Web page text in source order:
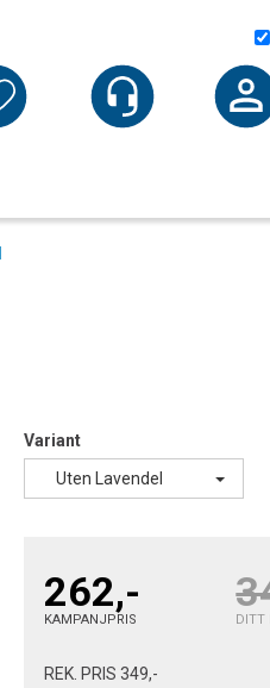
Variant
Uten Lavendel
262,-
KAMPANJPRIS DITT
REK. PRIS349,-